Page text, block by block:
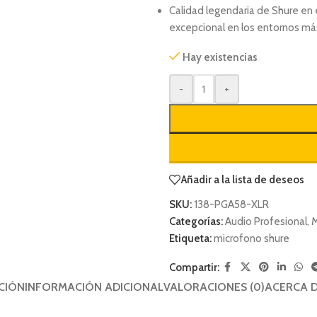
Calidad legendaria de Shure
excepcional en los entornos
Hay existencias
- +
Añadir a la lista de deseos
SKU: 138-PGA58-XLR
Categorías:Audio Profesional,
Etiqueta:microfono shure
Compartir:
INFORMACIÓN ADICIONALVALORACIONES (0)ACERCA